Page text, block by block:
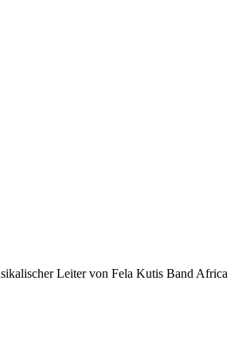
Leiter von Fela Kutis Band Africa